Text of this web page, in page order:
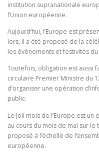
institution supranationale
l’Union européenne.
Aujourd’hui, l’Europe est
lors, il a été proposé de la
les événements et festivités du
Toutefois, obligation est aussi
circulaire Premier Ministre du
d’organiser une opération
public.
Le Joli mois de l’Europe est
au cours du mois de mai sur
proposé à l’échelle de
européenne.